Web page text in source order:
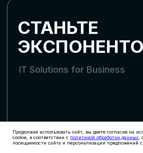
Продолжая использовать сайт, вы даете согласие на
cookie, в соответствии с политикой обработки данных
посещаемости сайта и персонализации предложений